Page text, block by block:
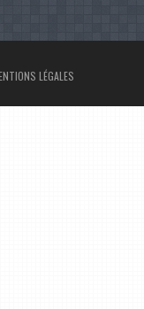
LÉGALES